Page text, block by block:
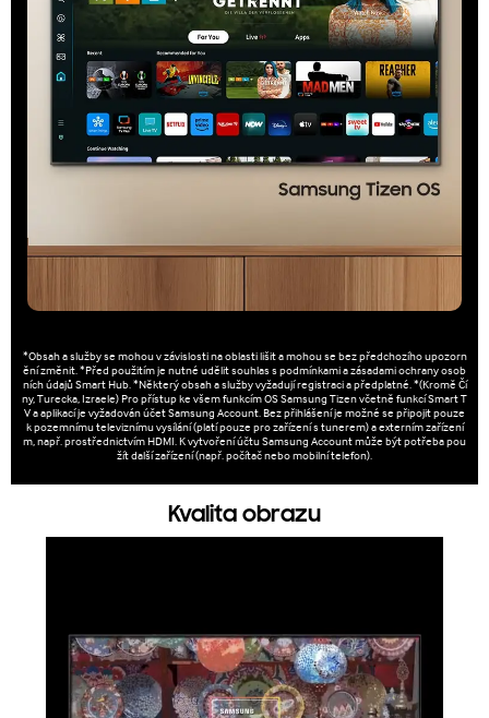
*Obsah a služby se mohou v závislosti na oblasti lišit a mohou se bez předchozího upozorn
ění změnit. *Před použitím je nutné udělit souhlas s podmínkami a zásadami ochrany osob
ních údajů Smart Hub. *Některý obsah a služby vyžadují registraci a předplatné. *(Kromě Čí
ny, Turecka, Izraele) Pro přístup ke všem funkcím OS Samsung Tizen včetně funkcí Smart T
V a aplikací je vyžadován účet Samsung Account. Bez přihlášení je možné se připojit pouze
k pozemnímu televiznímu vysílání (platí pouze pro zařízení s tunerem) a externím zařízení
m, např. prostřednictvím HDMI. K vytvoření účtu Samsung Account může být potřeba pou
žít další zařízení (např. počítač nebo mobilní telefon).
Kvalita obrazu